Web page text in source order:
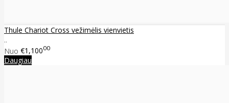
Thule Chariot Cross vežimėlis vienvietis
..
Nuo €1,10000
Daugiau